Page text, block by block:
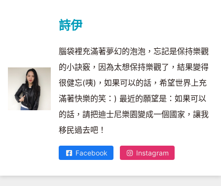
詩伊
腦袋裡充滿著夢幻的泡泡，忘記是保持樂觀
的小訣竅，因為太想保持樂觀了，結果變得
很健忘(咦)，如果可以的話，希望世界上充
滿著快樂的笑：) 最近的願望是：如果可以
的話，請把迪士尼樂園變成一個國家，讓我
移民過去吧！
Facebook Instagram